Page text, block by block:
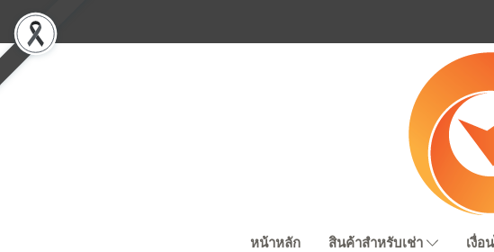
หน้าหลัก สินค้าสำหรับเช่า เงื่อ